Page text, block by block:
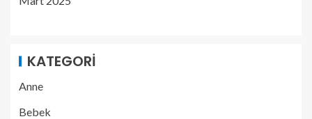
KATEGORI
Anne
Bebek